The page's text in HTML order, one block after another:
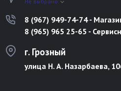
8 (967) 949-74-74 -
8 (965) 965 25-65 -
г. Грозный
улица Н. А. Назарбаева,